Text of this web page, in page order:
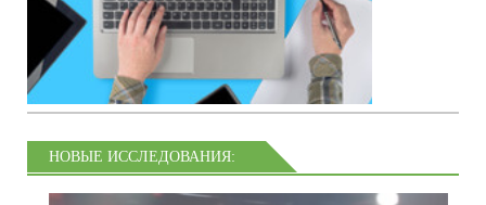
НОВЫЕ ИССЛЕДОВАНИЯ: